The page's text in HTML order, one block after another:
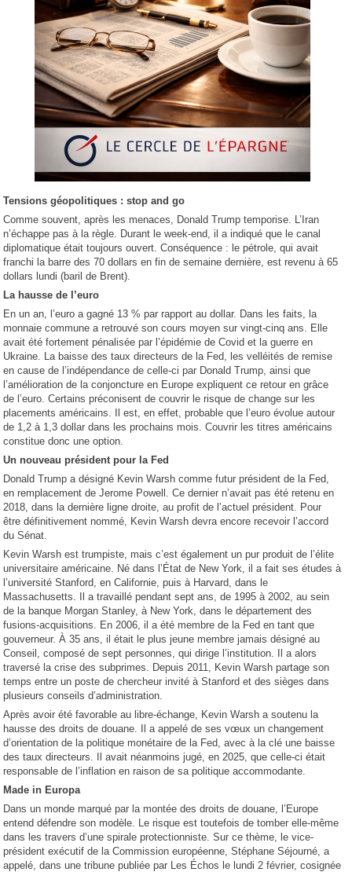
Tensions géopolitiques : stop and go
Comme souvent, après les menaces, Donald Trump temporise. L’Iran
n’échappe pas à la règle. Durant le week-end, il a indiqué que le canal
diplomatique était toujours ouvert. Conséquence : le pétrole, qui avait
franchi la barre des 70 dollars en fin de semaine dernière, est revenu à 65
dollars lundi (baril de Brent).
La hausse de l’euro
En un an, l’euro a gagné 13 % par rapport au dollar. Dans les faits, la
monnaie commune a retrouvé son cours moyen sur vingt-cinq ans. Elle
avait été fortement pénalisée par l’épidémie de Covid et la guerre en
Ukraine. La baisse des taux directeurs de la Fed, les velléités de remise
en cause de l’indépendance de celle-ci par Donald Trump, ainsi que
l’amélioration de la conjoncture en Europe expliquent ce retour en grâce
de l’euro. Certains préconisent de couvrir le risque de change sur les
placements américains. Il est, en effet, probable que l’euro évolue autour
de 1,2 à 1,3 dollar dans les prochains mois. Couvrir les titres américains
constitue donc une option.
Un nouveau président pour la Fed
Donald Trump a désigné Kevin Warsh comme futur président de la Fed,
en remplacement de Jerome Powell. Ce dernier n’avait pas été retenu en
2018, dans la dernière ligne droite, au profit de l’actuel président. Pour
être définitivement nommé, Kevin Warsh devra encore recevoir l’accord
du Sénat.
Kevin Warsh est trumpiste, mais c’est également un pur produit de l’élite
universitaire américaine. Né dans l’État de New York, il a fait ses études à
l’université Stanford, en Californie, puis à Harvard, dans le
Massachusetts. Il a travaillé pendant sept ans, de 1995 à 2002, au sein
de la banque Morgan Stanley, à New York, dans le département des
fusions-acquisitions. En 2006, il a été membre de la Fed en tant que
gouverneur. À 35 ans, il était le plus jeune membre jamais désigné au
Conseil, composé de sept personnes, qui dirige l’institution. Il a alors
traversé la crise des subprimes. Depuis 2011, Kevin Warsh partage son
temps entre un poste de chercheur invité à Stanford et des sièges dans
plusieurs conseils d’administration.
Après avoir été favorable au libre-échange, Kevin Warsh a soutenu la
hausse des droits de douane. Il a appelé de ses vœux un changement
d’orientation de la politique monétaire de la Fed, avec à la clé une baisse
des taux directeurs. Il avait néanmoins jugé, en 2025, que celle-ci était
responsable de l’inflation en raison de sa politique accommodante.
Made in Europa
Dans un monde marqué par la montée des droits de douane, l’Europe
entend défendre son modèle. Le risque est toutefois de tomber elle-même
dans les travers d’une spirale protectionniste. Sur ce thème, le vice-
président exécutif de la Commission européenne, Stéphane Séjourné, a
appelé, dans une tribune publiée par Les Échos le lundi 2 février, cosignée